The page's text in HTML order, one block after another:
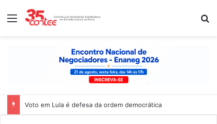
Menu
Nota de solidariedade ao povo venezuelano